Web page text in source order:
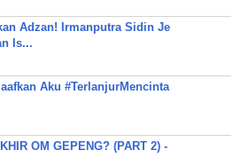
Adzan! Irmanputra Sidin Je
Is...
Aku #TerlanjurMencinta
OM GEPENG? (PART 2) -